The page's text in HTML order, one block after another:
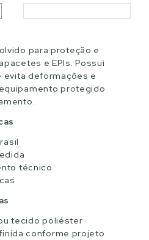
para proteção e
e EPIs. Possui
evita deformações e
protegido
técnico
tecido poliéster
conforme projeto